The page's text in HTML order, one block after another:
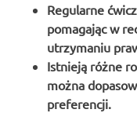
Regularne
pomagając w
utrzymaniu
Istnieją różne
można
preferencji.